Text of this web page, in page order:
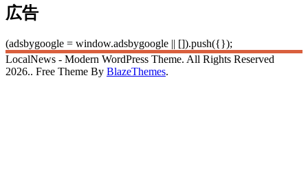
広告
(adsbygoogle = window.adsbygoogle || []).push({});
LocalNews - Modern WordPress Theme. All Rights Reserved
2026.. Free Theme By BlazeThemes.